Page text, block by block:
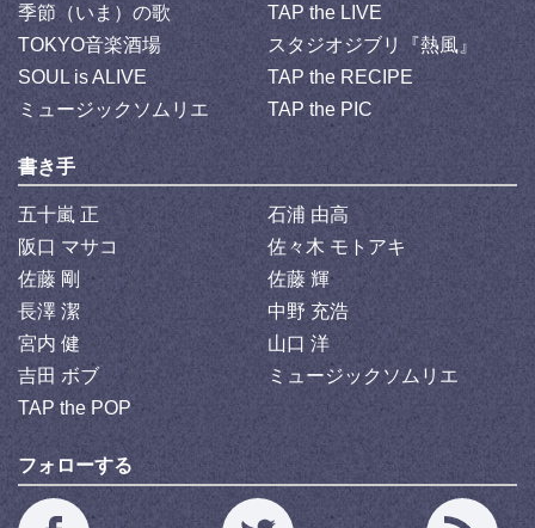
季節（いま）の歌
TAP the LIVE
TOKYO音楽酒場
スタジオジブリ『熱風』
SOUL is ALIVE
TAP the RECIPE
ミュージックソムリエ
TAP the PIC
書き手
五十嵐 正
石浦 由高
阪口 マサコ
佐々木 モトアキ
佐藤 剛
佐藤 輝
長澤 潔
中野 充浩
宮内 健
山口 洋
吉田 ボブ
ミュージックソムリエ
TAP the POP
フォローする